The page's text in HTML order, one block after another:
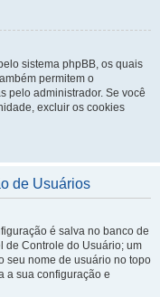
sistema phpBB, os quais
permitem o
pelo administrador. Se você
excluir os cookies
de Usuários
é salva no banco de
de Controle do Usuário; um
seu nome de usuário no topo
a sua configuração e